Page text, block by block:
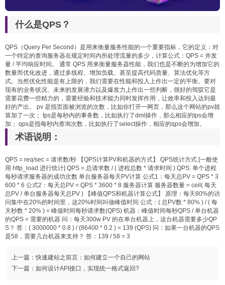
什么是QPS？
QPS（Query Per Second）是用来衡量服务性能的一个重要指标，它的定义：对
一个特定的查询服务器在规定时间内所处理流量的多少，计算公式：QPS = 并发
量 / 平均响应时间。 通常 QPS 用来衡量服务器性能，我们也是不断的为增加它的
数量而优化改进，通过多线程、增加负载、甚至提高代码质量、算法优化等方
式。当然优化性能是有上限的，我们需要在性能和投入上作出一定的平衡。要对
现有的业务状况、未来的发展潜力以及爆发力上作出一些判断，很好的驾驭它是
需要花费一些精力的，需要经验和技术能力同时发挥作用，让效率和投入达到最
好的产出。 pv 是指页面被浏览的次数，比如你打开一网页，那么这个网站的pv就
算加了一次； tps是每秒内的事务数，比如执行了dml操作，那么相应的tps会增
加； qps是指每秒内查询次数，比如执行了select操作，相应的qps会增加。
术语说明：
QPS = req/sec = 请求数/秒 【QPS计算PV和机器的方式】 QPS统计方式 [一般使
用 http_load 进行统计] QPS = 总请求数 / ( 进程总数 * 请求时间 ) QPS: 单个进程
每秒请求服务器的成功次数 单台服务器每天PV计算 公式1：每天总PV = QPS * 3
600 * 6 公式2：每天总PV = QPS * 3600 * 8 服务器计算 服务器数量 = ceil( 每天
总PV / 单台服务器每天总PV ) 【峰值QPS和机器计算公式】 原理：每天80%的访
问集中在20%的时间里，这20%时间叫做峰值时间 公式：( 总PV数 * 80% ) / ( 每
天秒数 * 20% ) = 峰值时间每秒请求数(QPS) 机器：峰值时间每秒QPS / 单台机器
的QPS = 需要的机器 问：每天300w PV 的在单台机器上，这台机器需要多少QP
S？ 答：( 3000000 * 0.8 ) / (86400 * 0.2 ) = 139 (QPS) 问：如果一台机器的QPS
是58，需要几台机器来支持？ 答：139 / 58 = 3
上一篇：快速建站之前言：如何建立一个自己的网站
下一篇： 如何设计API接口，实现统一格式返回?